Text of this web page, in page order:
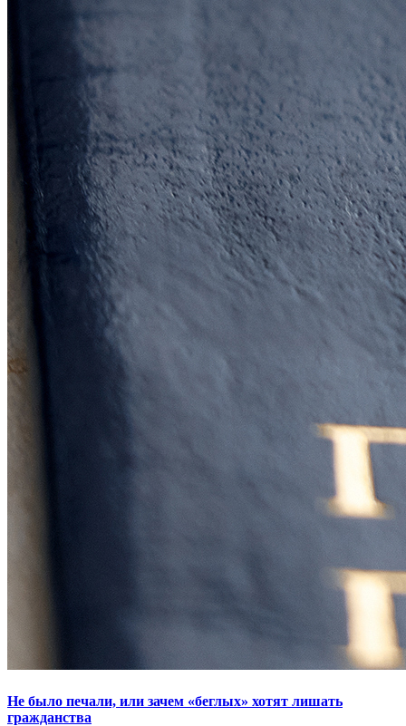
Не было печали, или зачем «беглых» хотят лишать
гражданства